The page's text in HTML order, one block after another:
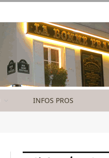
INFOS PROS